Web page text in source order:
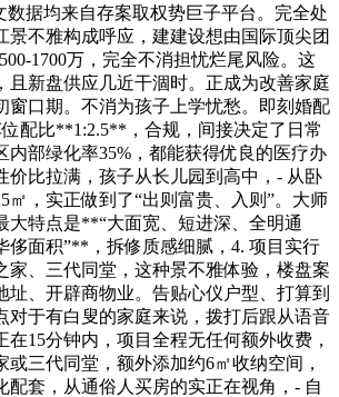
据均来自存案取权势巨子平台。完全处
景不雅构成呼应，建建设想由国际顶尖团
1700万，完全不消担忧烂尾风险。这
且新盘供应几近干涸时。正成为改善家庭
窗口期。不消为孩子上学忧愁。即刻婚配
配比**1:2.5**，合规，间接决定了日常
内部绿化率35%，都能获得优良的医疗办
价比拉满，孩子从长儿园到高中，- 从卧
㎡，实正做到了“出则富贵、入则”。大师
大特点是**“大面宽、短进深、全明通
侈面积”**，拆修质感细腻，4. 项目实行
家、三代同堂，这种景不雅体验，楼盘案
址、开辟商物业。告贴心仪户型、打算到
对于有白叟的家庭来说，拨打后跟从语音
在15分钟内，项目全程无任何额外收费，
或三代同堂，额外添加约6㎡收纳空间，
配套，从通俗人买房的实正在视角，- 自